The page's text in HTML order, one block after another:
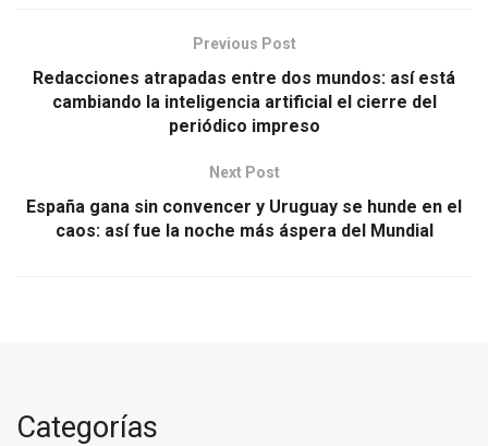
Previous Post
Redacciones atrapadas entre dos mundos: así está
cambiando la inteligencia artificial el cierre del
periódico impreso
Next Post
España gana sin convencer y Uruguay se hunde en el
caos: así fue la noche más áspera del Mundial
Categorías